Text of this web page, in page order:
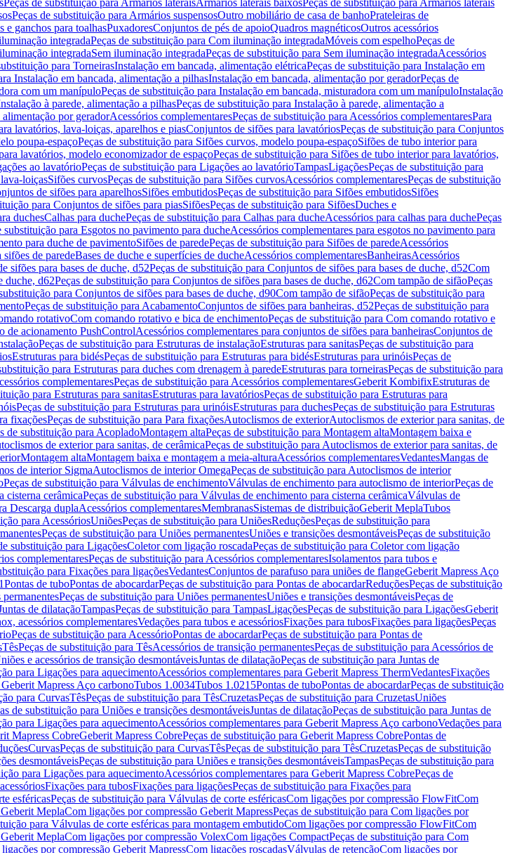
Peças de substituição para Armários lateraisArmários laterais baixosPeças de substituição para Armários laterais
Peças de substituição para Armários suspensosOutro mobiliário de casa de banhoPrateleiras de
e ganchos para toalhasPuxadoresConjuntos de pés de apoioQuadros magnéticosOutros acessórios
integradaPeças de substituição para Com iluminação integradaMóveis com espelhoPeças de
integradaSem iluminação integradaPeças de substituição para Sem iluminação integradaAcessórios
para TorneirasInstalação em bancada, alimentação elétricaPeças de substituição para Instalação em
Instalação em bancada, alimentação a pilhasInstalação em bancada, alimentação por geradorPeças de
com um manípuloPeças de substituição para Instalação em bancada, misturadora com um manípuloInstalação
à parede, alimentação a pilhasPeças de substituição para Instalação à parede, alimentação a
alimentação por geradorAcessórios complementaresPeças de substituição para Acessórios complementaresPara
lavatórios, lava-loiças, aparelhos e piasConjuntos de sifões para lavatóriosPeças de substituição para Conjuntos
poupa-espaçoPeças de substituição para Sifões curvos, modelo poupa-espaçoSifões de tubo interior para
lavatórios, modelo economizador de espaçoPeças de substituição para Sifões de tubo interior para lavatórios,
ao lavatórioPeças de substituição para Ligações ao lavatórioTampasLigaçõesPeças de substituição para
loiçasSifões curvosPeças de substituição para Sifões curvosAcessórios complementaresPeças de substituição
de sifões para aparelhosSifões embutidosPeças de substituição para Sifões embutidosSifões
para Conjuntos de sifões para piasSifõesPeças de substituição para SifõesDuches e
duchesCalhas para duchePeças de substituição para Calhas para ducheAcessórios para calhas para duchePeças
substituição para Esgotos no pavimento para ducheAcessórios complementares para esgotos no pavimento para
para duche de pavimentoSifões de paredePeças de substituição para Sifões de paredeAcessórios
sifões de paredeBases de duche e superfícies de ducheAcessórios complementaresBanheirasAcessórios
sifões para bases de duche, d52Peças de substituição para Conjuntos de sifões para bases de duche, d52Com
duche, d62Peças de substituição para Conjuntos de sifões para bases de duche, d62Com tampão de sifãoPeças
para Conjuntos de sifões para bases de duche, d90Com tampão de sifãoPeças de substituição para
Peças de substituição para AcabamentoConjuntos de sifões para banheiras, d52Peças de substituição para
rotativoCom comando rotativo e bica de enchimentoPeças de substituição para Com comando rotativo e
de acionamento PushControlAcessórios complementares para conjuntos de sifões para banheirasConjuntos de
Peças de substituição para Estruturas de instalaçãoEstruturas para sanitasPeças de substituição para
Estruturas para bidésPeças de substituição para Estruturas para bidésEstruturas para urinóisPeças de
para Estruturas para duches com drenagem à paredeEstruturas para torneirasPeças de substituição para
complementaresPeças de substituição para Acessórios complementaresGeberit KombifixEstruturas de
para Estruturas para sanitasEstruturas para lavatóriosPeças de substituição para Estruturas para
Peças de substituição para Estruturas para urinóisEstruturas para duchesPeças de substituição para Estruturas
fixaçõesPeças de substituição para Para fixaçõesAutoclismos de exteriorAutoclismos de exterior para sanitas, de
de substituição para AcopladoMontagem altaPeças de substituição para Montagem altaMontagem baixa e
de exterior para sanitas, de cerâmicaPeças de substituição para Autoclismos de exterior para sanitas, de
Montagem altaMontagem baixa e montagem a meia-alturaAcessórios complementaresVedantesMangas de
de interior SigmaAutoclismos de interior OmegaPeças de substituição para Autoclismos de interior
Peças de substituição para Válvulas de enchimentoVálvulas de enchimento para autoclismo de interiorPeças de
cisterna cerâmicaPeças de substituição para Válvulas de enchimento para cisterna cerâmicaVálvulas de
Descarga duplaAcessórios complementaresMembranasSistemas de distribuiçãoGeberit MeplaTubos
para AcessóriosUniõesPeças de substituição para UniõesReduçõesPeças de substituição para
Peças de substituição para Uniões permanentesUniões e transições desmontáveisPeças de substituição
substituição para LigaçõesColetor com ligação roscadaPeças de substituição para Coletor com ligação
complementaresPeças de substituição para Acessórios complementaresIsolamentos para tubos e
para Fixações para ligaçõesVedantesConjuntos de parafuso para uniões de flangeGeberit Mapress Aço
Pontas de tuboPontas de abocardarPeças de substituição para Pontas de abocardarReduçõesPeças de substituição
Peças de substituição para Uniões permanentesUniões e transições desmontáveisPeças de
de dilataçãoTampasPeças de substituição para TampasLigaçõesPeças de substituição para LigaçõesGeberit
acessórios complementaresVedações para tubos e acessóriosFixações para tubosFixações para ligaçõesPeças
Peças de substituição para AcessórioPontas de abocardarPeças de substituição para Pontas de
TêsPeças de substituição para TêsAcessórios de transição permanentesPeças de substituição para Acessórios de
e acessórios de transição desmontáveisJuntas de dilataçãoPeças de substituição para Juntas de
para Ligações para aquecimentoAcessórios complementares para Geberit Mapress ThermVedantesFixações
Mapress Aço carbonoTubos 1.0034Tubos 1.0215Pontas de tuboPontas de abocardarPeças de substituição
para CurvasTêsPeças de substituição para TêsCruzetasPeças de substituição para CruzetasUniões
de substituição para Uniões e transições desmontáveisJuntas de dilataçãoPeças de substituição para Juntas de
para Ligações para aquecimentoAcessórios complementares para Geberit Mapress Aço carbonoVedações para
Mapress CobreGeberit Mapress CobrePeças de substituição para Geberit Mapress CobrePontas de
CurvasPeças de substituição para CurvasTêsPeças de substituição para TêsCruzetasPeças de substituição
desmontáveisPeças de substituição para Uniões e transições desmontáveisTampasPeças de substituição para
para Ligações para aquecimentoAcessórios complementares para Geberit Mapress CobrePeças de
Fixações para tubosFixações para ligaçõesPeças de substituição para Fixações para
esféricasPeças de substituição para Válvulas de corte esféricasCom ligações por compressão FlowFitCom
MeplaCom ligações por compressão Geberit MapressPeças de substituição para Com ligações por
para Válvulas de corte esféricas para montagem embutidoCom ligações por compressão FlowFitCom
MeplaCom ligações por compressão VolexCom ligações CompactPeças de substituição para Com
por compressão Geberit MapressCom ligações roscadasVálvulas de retençãoCom ligações por